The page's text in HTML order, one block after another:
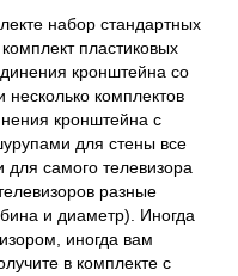
набор стандартных
пластиковых
кронштейна со
комплектов
кронштейна с
для стены все
самого телевизора
разные
и диаметр). Иногда
иногда вам
в комплекте с